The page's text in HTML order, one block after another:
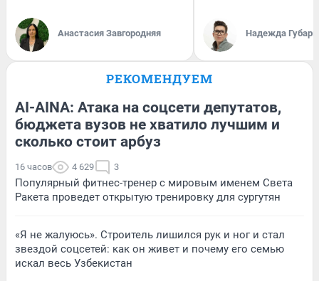
Анастасия Завгородняя Надежда Губарь
РЕКОМЕНДУЕМ
AI-AINA: Атака на соцсети депутатов,
бюджета вузов не хватило лучшим и
сколько стоит арбуз
16 часов 4 629 3
Популярный фитнес-тренер с мировым именем Света
Ракета проведет открытую тренировку для сургутян
«Я не жалуюсь». Строитель лишился рук и ног и стал
звездой соцсетей: как он живет и почему его семью
искал весь Узбекистан